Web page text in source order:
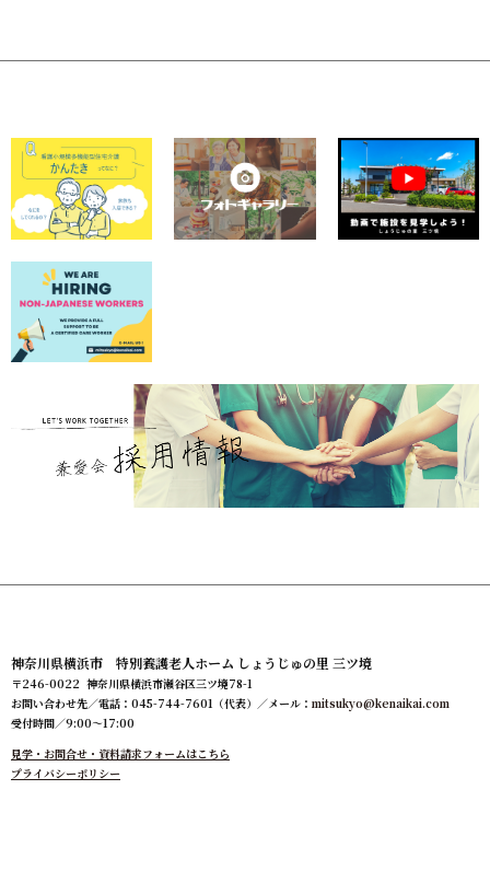
神奈川県横浜市 特別養護老人ホーム しょうじゅの里 三ツ境
〒246-0022 神奈川県横浜市瀬谷区三ツ境78-1
お問い合わせ先／電話：045-744-7601（代表）／メール： mitsukyo@kenaikai.com
受付時間／9:00～17:00
見学・お問合せ・資料請求フォームはこちら
プライバシーポリシー